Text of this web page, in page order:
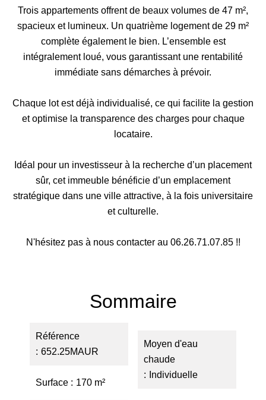
Trois appartements offrent de beaux volumes de 47 m²,
spacieux et lumineux. Un quatrième logement de 29 m²
complète également le bien. L’ensemble est
intégralement loué, vous garantissant une rentabilité
immédiate sans démarches à prévoir.
Chaque lot est déjà individualisé, ce qui facilite la gestion
et optimise la transparence des charges pour chaque
locataire.
Idéal pour un investisseur à la recherche d’un placement
sûr, cet immeuble bénéficie d’un emplacement
stratégique dans une ville attractive, à la fois universitaire
et culturelle.
N'hésitez pas à nous contacter au 06.26.71.07.85 !!
Sommaire
Référence
652.25MAUR
Surface 170 m²
Moyen d'eau
chaude
Individuelle